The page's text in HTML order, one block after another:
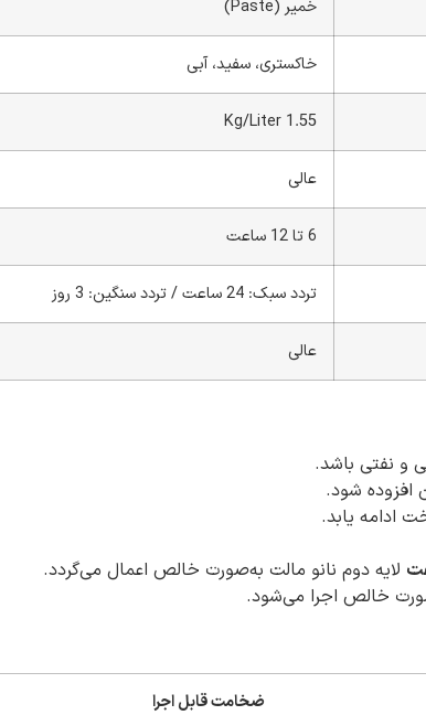
خمیر (Paste)
خاکستری، سفید، آبی
1.55 Kg/Liter
عالی
6 تا 12 ساعت
تردد سبک: 24 ساعت / تردد سنگین: 3 روز
عالی
و نفتی باشد.
افزوده شود.
ادامه یابد.
لایه دوم نانو مالت به‌صورت خالص اعمال می‌گردد.
خالص اجرا می‌شود.
ضخامت قابل اجرا